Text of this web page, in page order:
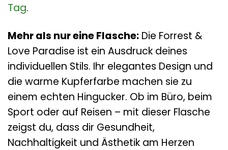
Tag.
Mehr als nur eine Flasche: Die Forrest &
Love Paradise ist ein Ausdruck deines
individuellen Stils. Ihr elegantes Design und
die warme Kupferfarbe machen sie zu
einem echten Hingucker. Ob im Büro, beim
Sport oder auf Reisen – mit dieser Flasche
zeigst du, dass dir Gesundheit,
Nachhaltigkeit und Ästhetik am Herzen